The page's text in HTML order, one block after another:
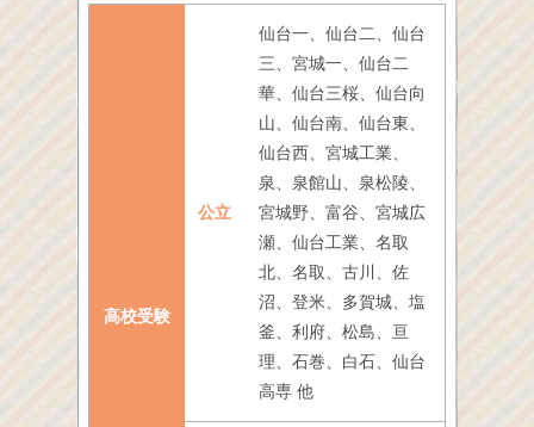
高校受験
公立
仙台一、仙台二、仙台
三、宮城一、仙台二
華、仙台三桜、仙台向
山、仙台南、仙台東、
仙台西、宮城工業、
泉、泉館山、泉松陵、
宮城野、富谷、宮城広
瀬、仙台工業、名取
北、名取、古川、佐
沼、登米、多賀城、塩
釜、利府、松島、亘
理、石巻、白石、仙台
高専 他